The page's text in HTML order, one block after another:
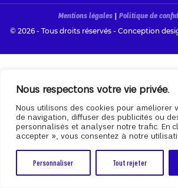
Nous respectons votre vie privée.
Nous utilisons des cookies pour améliorer
de navigation, diffuser des publicités ou
personnalisés et analyser notre trafic. En
accepter », vous consentez à notre
Personnaliser Tout rejeter
Mentions légales | Politique de
© 2026 - Tous droits réservés - Conception